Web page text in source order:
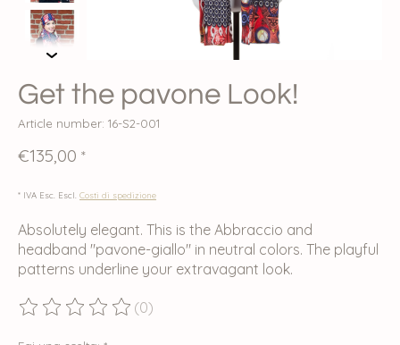
Get the pavone Look!
Article number: 16-S2-001
€135,00 *
* IVA Esc. Escl. Costi di spedizione
Absolutely elegant. This is the Abbraccio and
headband "pavone-giallo" in neutral colors. The playful
patterns underline your extravagant look.
The rating of this product is
(0)